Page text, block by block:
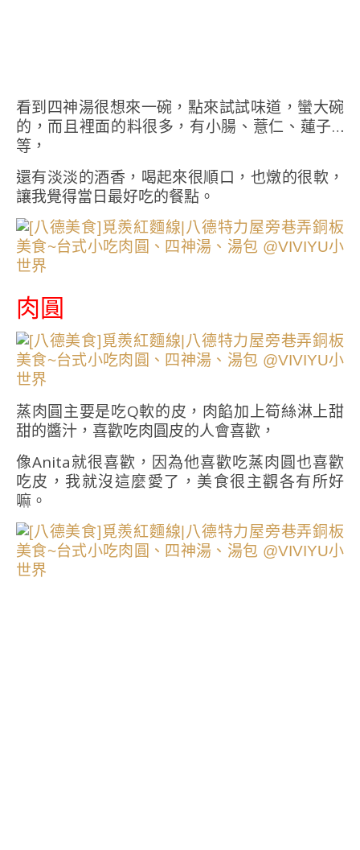
看到四神湯很想來一碗，點來試試味道，蠻大碗
的，而且裡面的料很多，有小腸、薏仁、蓮子…
等，
還有淡淡的酒香，喝起來很順口，也燉的很軟，
讓我覺得當日最好吃的餐點。
肉圓
蒸肉圓主要是吃Q軟的皮，肉餡加上筍絲淋上甜
甜的醬汁，喜歡吃肉圓皮的人會喜歡，
像Anita就很喜歡，因為他喜歡吃蒸肉圓也喜歡
吃皮，我就沒這麼愛了，美食很主觀各有所好
嘛。